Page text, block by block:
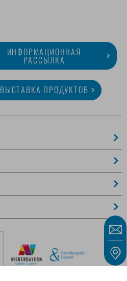
ИНФОРМАЦИОННАЯ
РАССЫЛКА
ВЫСТАВКА ПРОДУКТОВ